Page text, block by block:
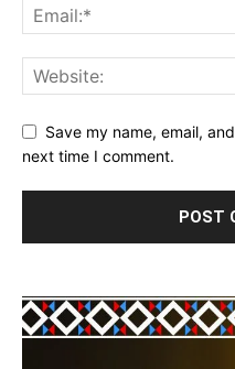
Save my name, email,
next time I comment.